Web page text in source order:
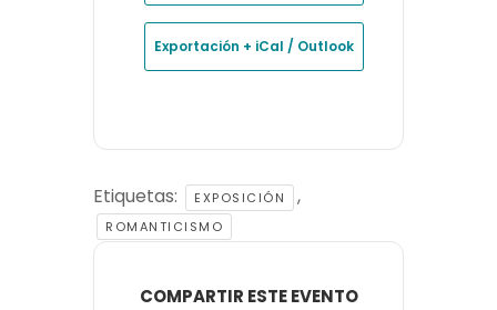
Exportación + iCal / Outlook
Etiquetas: EXPOSICIÓN ,
ROMANTICISMO
COMPARTIR ESTE EVENTO